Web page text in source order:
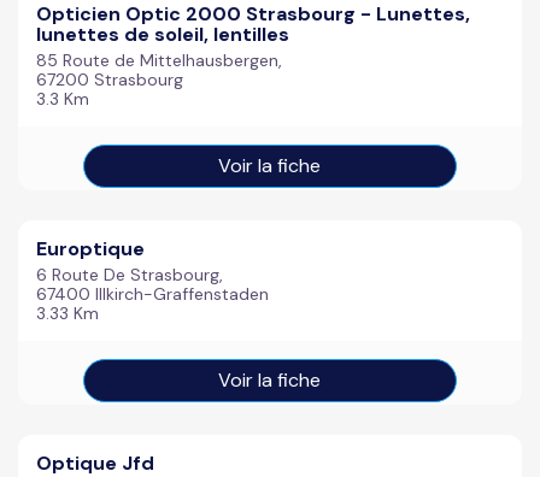
Opticien Optic 2000 Strasbourg - Lunettes,
lunettes de soleil, lentilles
85 Route de Mittelhausbergen,
67200 Strasbourg
3.3 Km
Voir la fiche
Europtique
6 Route De Strasbourg,
67400 Illkirch-Graffenstaden
3.33 Km
Voir la fiche
Optique Jfd